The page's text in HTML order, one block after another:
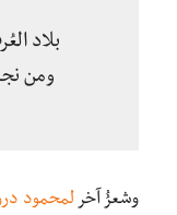
بلاد
ومن
وشعرُُ آخر لمحمود